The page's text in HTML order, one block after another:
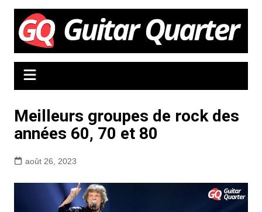
Aller
contenu
Meilleurs groupes de rock des
années 60, 70 et 80
août 26, 2023